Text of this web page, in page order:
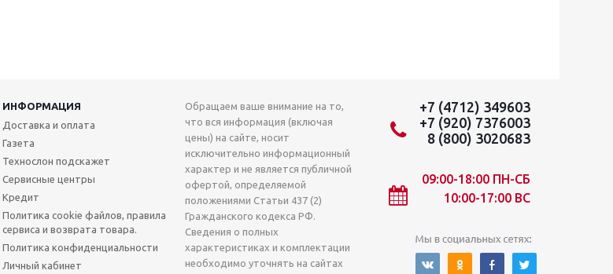
ИНФОРМАЦИЯ
Доставка и оплата
Газета
Технослон подскажет
Сервисные центры
Кредит
Политика cookie файлов, правила
сервиса и возврата товара.
Политика конфиденциальности
Личный кабинет
Обращаем ваше внимание на то,
что вся информация (включая
цены) на сайте, носит
исключительно информационный
характер и не является публичной
офертой, определяемой
положениями Статьи 437 (2)
Гражданского кодекса РФ.
Сведения о полных
характеристиках и комплектации
необходимо уточнять на сайтах
+7 (4712) 349603
+7 (920) 7376003
8 (800) 3020683
09:00-18:00 ПН-СБ
10:00-17:00 ВС